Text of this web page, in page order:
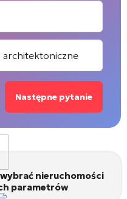
architektoniczne
Następne pytanie
wybrać nieruchomości
parametrów